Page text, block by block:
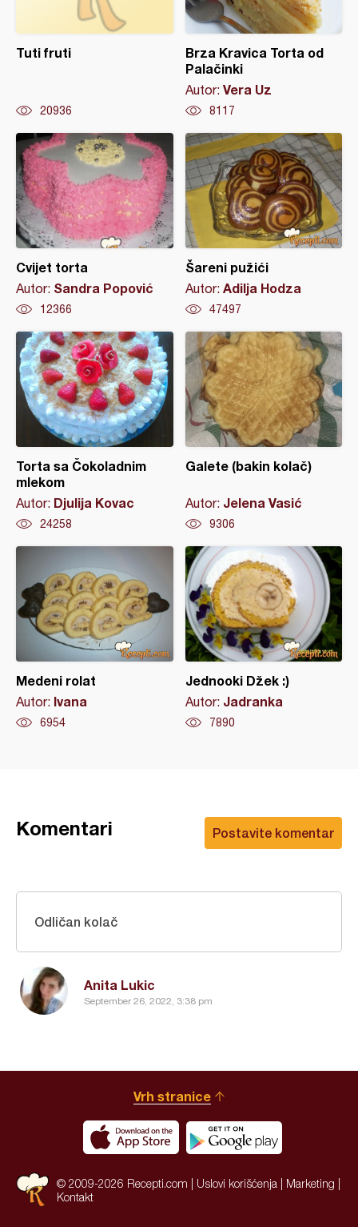
Tuti fruti
20936
Brza Kravica Torta od
Palačinki
Autor: Vera Uz
8117
Cvijet torta
Autor: Sandra Popović
12366
Šareni pužići
Autor: Adilja Hodza
47497
Torta sa Čokoladnim
mlekom
Autor: Djulija Kovac
24258
Galete (bakin kolač)
Autor: Jelena Vasić
9306
Medeni rolat
Autor: Ivana
6954
Jednooki Džek :)
Autor: Jadranka
7890
Postavite komentar
Komentari
Anita Lukic
September 26, 2022, 3:38 pm
Odličan kolač
Vrh stranice
© 2009-2026 Recepti.com | Uslovi korišćenja Marketing
Kontakt